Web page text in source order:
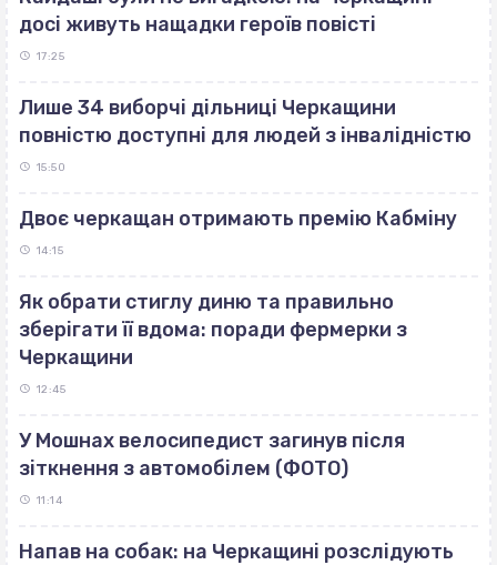
досі живуть нащадки героїв повісті
17:25
Лише 34 виборчі дільниці Черкащини
повністю доступні для людей з інвалідністю
15:50
Двоє черкащан отримають премію Кабміну
14:15
Як обрати стиглу диню та правильно
зберігати її вдома: поради фермерки з
Черкащини
12:45
У Мошнах велосипедист загинув після
зіткнення з автомобілем (ФОТО)
11:14
Напав на собак: на Черкащині розслідують